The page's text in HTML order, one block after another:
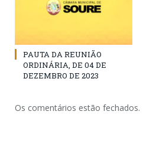
PAUTA DA REUNIÃO
ORDINÁRIA, DE 04 DE
DEZEMBRO DE 2023
Os comentários estão fechados.